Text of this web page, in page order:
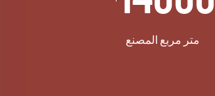
متر مربع المصنع